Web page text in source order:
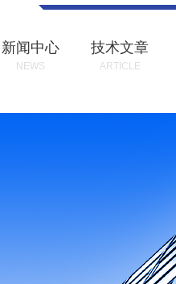
新闻中心
NEWS
技术文章
ARTICLE